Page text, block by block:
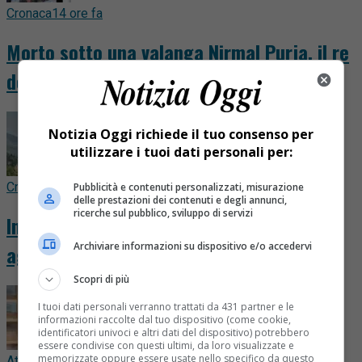
Cronaca14 ore fa
Morto sotto una valanga Nirmal Purja, il re
degli Ottomila che stupì la Valsesia
Cronaca17 ore fa
Incendio in Valsessera, il fuoco avanza e
aggredisce anche il Cornabecco. VIDEO
Notizia Oggi richiede il tuo consenso per
utilizzare i tuoi dati personali per:
Pubblicità e contenuti personalizzati, misurazione
delle prestazioni dei contenuti e degli annunci,
ricerche sul pubblico, sviluppo di servizi
Archiviare informazioni su dispositivo e/o accedervi
Scopri di più
I tuoi dati personali verranno trattati da 431 partner e le
informazioni raccolte dal tuo dispositivo (come cookie,
identificatori univoci e altri dati del dispositivo) potrebbero
essere condivise con questi ultimi, da loro visualizzate e
memorizzate oppure essere usate nello specifico da questo